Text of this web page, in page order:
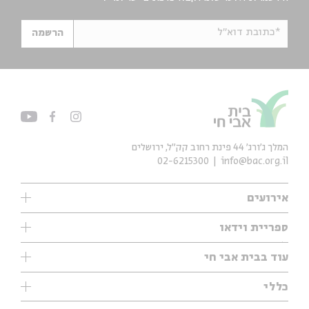
*כתובת דוא"ל הרשמה
אירועים
עיון
אנגלית
נוער
ספריית וידאו
ילדים
מוזיקה
עיון
מיוחדים
עוד בבית אבי חי
תערוכות
מיוחדים
כללי
המלך ג'ורג' 44 פינת רחוב קק״ל, ירושלים
info@bac.org.il
02-6215300